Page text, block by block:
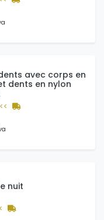
avec corps en
dents en nylon
nuit